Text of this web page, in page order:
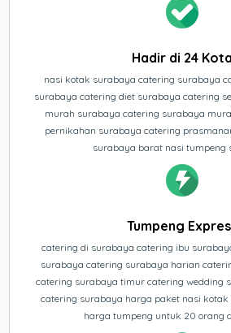
Hadir di 24 Kota
nasi kotak surabaya catering surabaya
surabaya catering diet surabaya catering
murah surabaya catering surabaya
pernikahan surabaya catering
surabaya barat nasi tumpeng
Tumpeng
catering di surabaya catering ibu
surabaya catering surabaya harian
catering surabaya timur catering wedding
catering surabaya harga paket nasi
harga tumpeng untuk 20 orang